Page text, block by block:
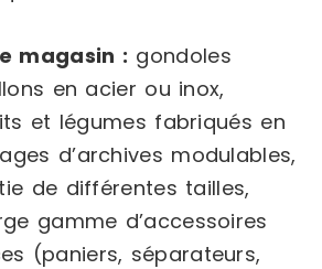
magasin : gondoles
en acier ou inox,
et légumes fabriqués en
d’archives modulables,
de différentes tailles,
gamme d’accessoires
(paniers, séparateurs,